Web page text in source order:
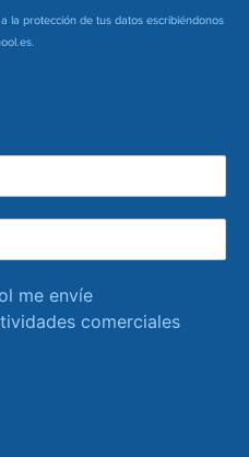
la protección de tus datos escribiéndonos
.
me envíe
comerciales